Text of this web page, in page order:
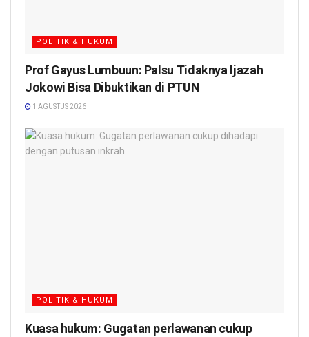
POLITIK & HUKUM
Prof Gayus Lumbuun: Palsu Tidaknya Ijazah
Jokowi Bisa Dibuktikan di PTUN
1 AGUSTUS 2026
POLITIK & HUKUM
Kuasa hukum: Gugatan perlawanan cukup